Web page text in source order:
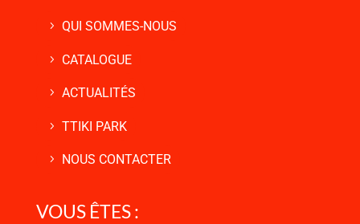
QUI SOMMES-NOUS
CATALOGUE
ACTUALITÉS
TTIKI PARK
NOUS CONTACTER
VOUS ÊTES :